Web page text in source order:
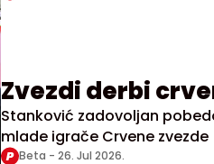
Zvezdi derbi
Stanković zadovoljan
mlade igrače Crvene zvezde
Beta - 26. Jul 2026.